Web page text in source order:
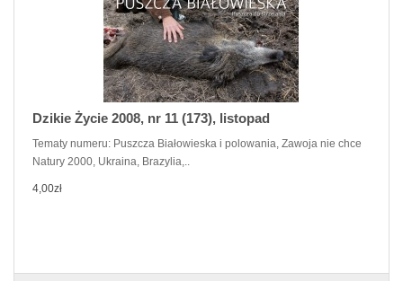
Dzikie Życie 2008, nr 11 (173), listopad
Tematy numeru: Puszcza Białowieska i polowania, Zawoja nie chce
Natury 2000, Ukraina, Brazylia,..
4,00zł